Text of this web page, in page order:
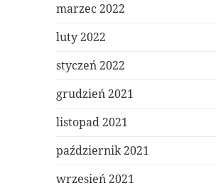
marzec 2022
luty 2022
styczeń 2022
grudzień 2021
listopad 2021
październik 2021
wrzesień 2021